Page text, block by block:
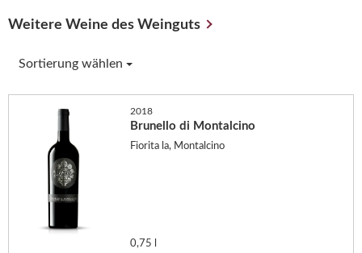
Weitere Weine des Weinguts
Sortierung wählen
2018
Brunello di Montalcino
Fiorita la, Montalcino
0,75 l